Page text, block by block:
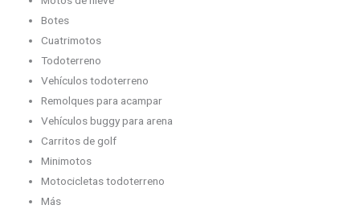
Botes
Cuatrimotos
Todoterreno
Vehículos todoterreno
Remolques para acampar
Vehículos buggy para arena
Carritos de golf
Minimotos
Motocicletas todoterreno
Más